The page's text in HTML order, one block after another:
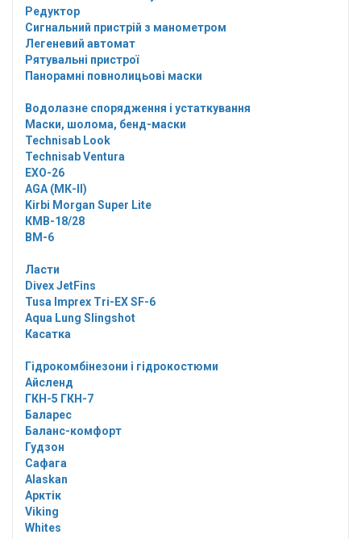
Редуктор
Сигнальний пристрій з манометром
Легеневий автомат
Рятувальні пристрої
Панорамні повнолицьові маски
Водолазне спорядження і устаткування
Маски, шолома, бенд-маски
Technisab Look
Technisab Ventura
EXO-26
AGA (МК-II)
Kirbi Morgan Super Lite
КМВ-18/28
ВМ-6
Ласти
Divex JetFins
Tusa Imprex Tri-EX SF-6
Aqua Lung Slingshot
Касатка
Гідрокомбінезони і гідрокостюми
Айсленд
ГКН-5 ГКН-7
Баларес
Баланс-комфорт
Гудзон
Сафага
Alaskan
Арктік
Viking
Whites